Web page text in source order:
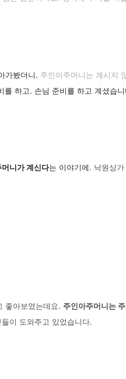
가봤더니. 주인아주머니는 계시지
를 하고. 손님 준비를 하고 계셨습니
니가 계신다는 이야기에. 낙원상
좋아보였는데요. 주인아주머니는
이 도와주고 있었습니다.